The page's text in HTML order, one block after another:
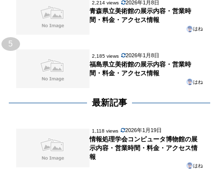
2,214 views 2026年1月8日
青森県立美術館の展示内容・営業時
間・料金・アクセス情報
はね
5
2,185 views 2026年1月8日
福島県立美術館の展示内容・営業時
間・料金・アクセス情報
はね
最新記事
1,118 views 2026年1月19日
情報処理学会コンピュータ博物館の展
示内容・営業時間・料金・アクセス情
報
はね